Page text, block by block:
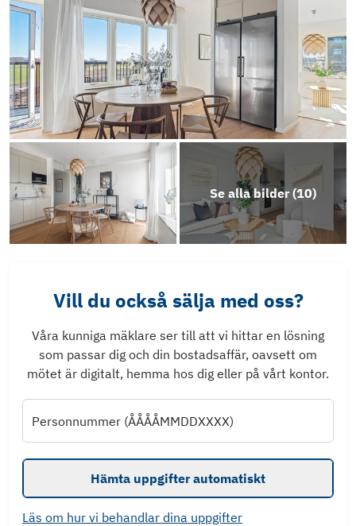
Se alla bilder (10)
Vill du också sälja med oss?
Våra kunniga mäklare ser till att vi hittar en lösning
som passar dig och din bostadsaffär, oavsett om
mötet är digitalt, hemma hos dig eller på vårt kontor.
Personnummer (ÅÅÅÅMMDDXXXX)
Hämta uppgifter automatiskt
Läs om hur vi behandlar dina uppgifter